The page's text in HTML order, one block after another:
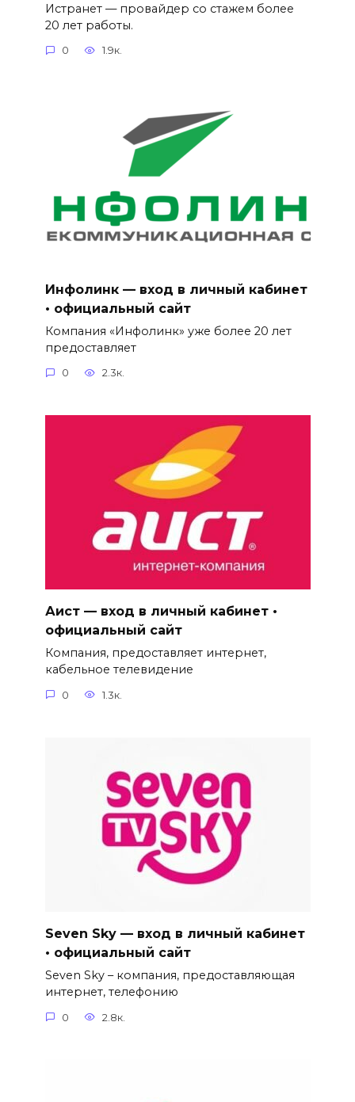
Истранет — провайдер со стажем более
20 лет работы.
0 1.9к.
Инфолинк — вход в личный кабинет
• официальный сайт
Компания «Инфолинк» уже более 20 лет
предоставляет
0 2.3к.
Аист — вход в личный кабинет •
официальный сайт
Компания, предоставляет интернет,
кабельное телевидение
0 1.3к.
Seven Sky — вход в личный кабинет
• официальный сайт
Seven Sky – компания, предоставляющая
интернет, телефонию
0 2.8к.